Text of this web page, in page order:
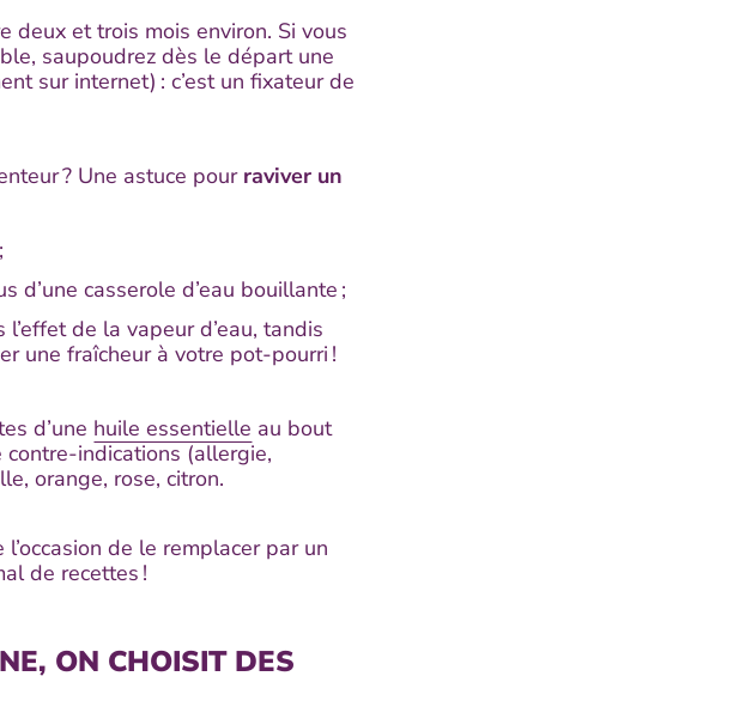
deux et trois mois environ. Si vous
saupoudrez dès le départ une
sur internet) : c’est un fixateur de
? Une astuce pour raviver un
d’une casserole d’eau bouillante ;
de la vapeur d’eau, tandis
une fraîcheur à votre pot-pourri !
d’une huile essentielle au bout
indications (allergie,
orange, rose, citron.
de le remplacer par un
de recettes !
ON CHOISIT DES